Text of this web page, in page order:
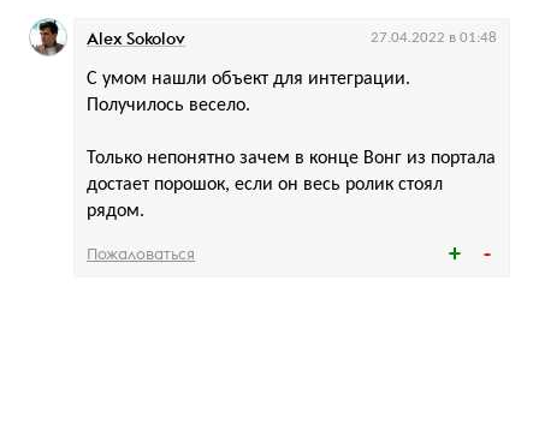
С умом нашли объект для интеграции.
Получилось весело.
Только непонятно зачем в конце Вонг из портала
достает порошок, если он весь ролик стоял
рядом.
Alex Sokolov 27.04.2022 в 01:48
Пожаловаться